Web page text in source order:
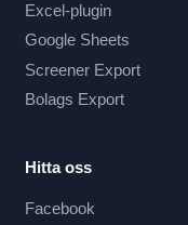
Excel-plugin
Google Sheets
Screener Export
Bolags Export
Hitta oss
Facebook